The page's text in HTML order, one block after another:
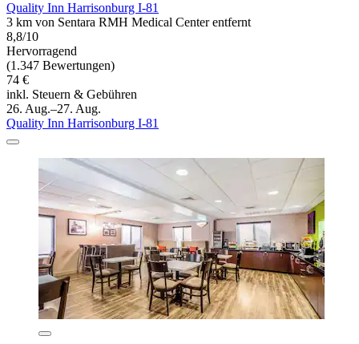
Quality Inn Harrisonburg I-81
3 km von Sentara RMH Medical Center entfernt
8,8/10
Hervorragend
(1.347 Bewertungen)
74 €
inkl. Steuern & Gebühren
26. Aug.–27. Aug.
Quality Inn Harrisonburg I-81